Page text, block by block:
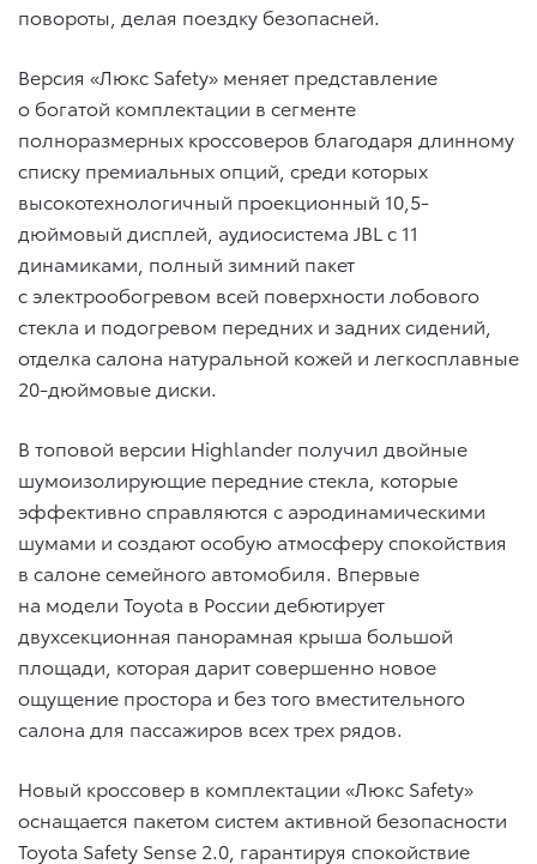
повороты, делая поездку безопасней.
Версия «Люкс Safety» меняет представление
о богатой комплектации в сегменте
полноразмерных кроссоверов благодаря длинному
списку премиальных опций, среди которых
высокотехнологичный проекционный 10,5-
дюймовый дисплей, аудиосистема JBL с 11
динамиками, полный зимний пакет
с электрообогревом всей поверхности лобового
стекла и подогревом передних и задних сидений,
отделка салона натуральной кожей и легкосплавные
20-дюймовые диски.
В топовой версии Highlander получил двойные
шумоизолирующие передние стекла, которые
эффективно справляются с аэродинамическими
шумами и создают особую атмосферу спокойствия
в салоне семейного автомобиля. Впервые
на модели Toyota в России дебютирует
двухсекционная панорамная крыша большой
площади, которая дарит совершенно новое
ощущение простора и без того вместительного
салона для пассажиров всех трех рядов.
Новый кроссовер в комплектации «Люкс Safety»
оснащается пакетом систем активной безопасности
Toyota Safety Sense 2.0, гарантируя спокойствие